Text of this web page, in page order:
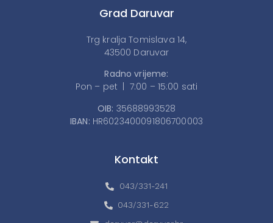
Grad Daruvar
Trg kralja Tomislava 14,
43500 Daruvar
Radno vrijeme:
Pon – pet | 7:00 – 15:00 sati
OIB: 35688993528
IBAN: HR6023400091806700003
Kontakt
043/331-241
043/331-622